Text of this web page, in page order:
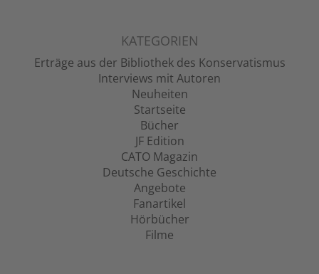
KATEGORIEN
Erträge aus der Bibliothek des Konservatismus
Interviews mit Autoren
Neuheiten
Startseite
Bücher
JF Edition
CATO Magazin
Deutsche Geschichte
Angebote
Fanartikel
Hörbücher
Filme